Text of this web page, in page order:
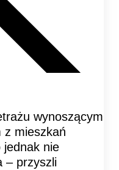
wynoszącym
z mieszkań
jednak nie
– przyszli